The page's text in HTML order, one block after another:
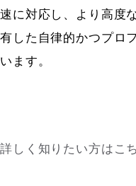
速に対応し、より高度
有した自律的かつプロ
います。
詳しく知りたい方はこ